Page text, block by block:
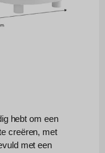
hebt om een
creëren, met
met een